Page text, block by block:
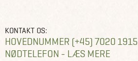
KONTAKT OS:
HOVEDNUMMER (+45) 7020 1915
NØDTELEFON - LÆS MERE